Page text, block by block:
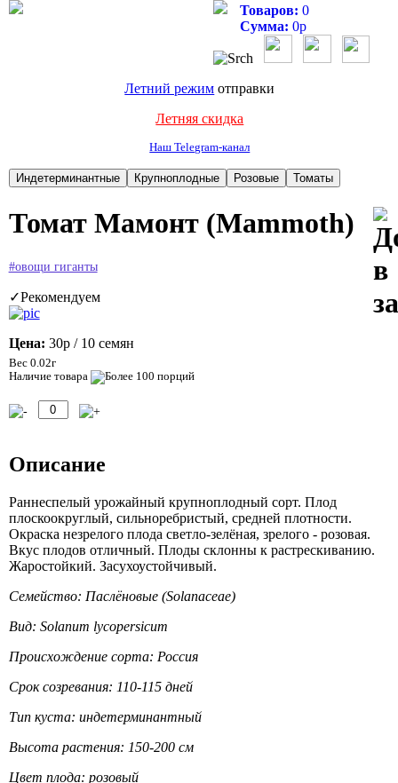
Товаров: 0
Сумма: 0р
Летний режим отправки
Летняя скидка
Наш Telegram-канал
Томат Мамонт (Mammoth)
#овощи гиганты
✓Рекомендуем
Цена: 30р / 10 семян
Вес 0.02г
Наличие товара
Описание
Раннеспелый урожайный крупноплодный сорт. Плод
плоскоокруглый, сильноребристый, средней плотности.
Окраска незрелого плода светло-зелёная, зрелого - розовая.
Вкус плодов отличный. Плоды склонны к растрескиванию.
Жаростойкий. Засухоустойчивый.
Семейство: Паслёновые (Solanaceae)
Вид: Solanum lycopersicum
Происхождение сорта: Россия
Срок созревания: 110-115 дней
Тип куста: индетерминантный
Высота растения: 150-200 см
Цвет плода: розовый